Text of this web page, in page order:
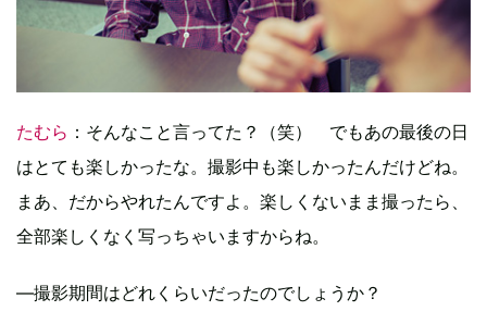
たむら ：そんなこと言ってた？（笑） でもあの最後の日
はとても楽しかったな。撮影中も楽しかったんだけどね。
まあ、だからやれたんですよ。楽しくないまま撮ったら、
全部楽しくなく写っちゃいますからね。
―撮影期間はどれくらいだったのでしょうか？